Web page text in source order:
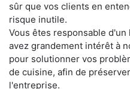
sûr que vos clients en
risque inutile.
Vous êtes responsable
avez grandement intérêt à
pour solutionner vos
de cuisine, afin de
l'entreprise.